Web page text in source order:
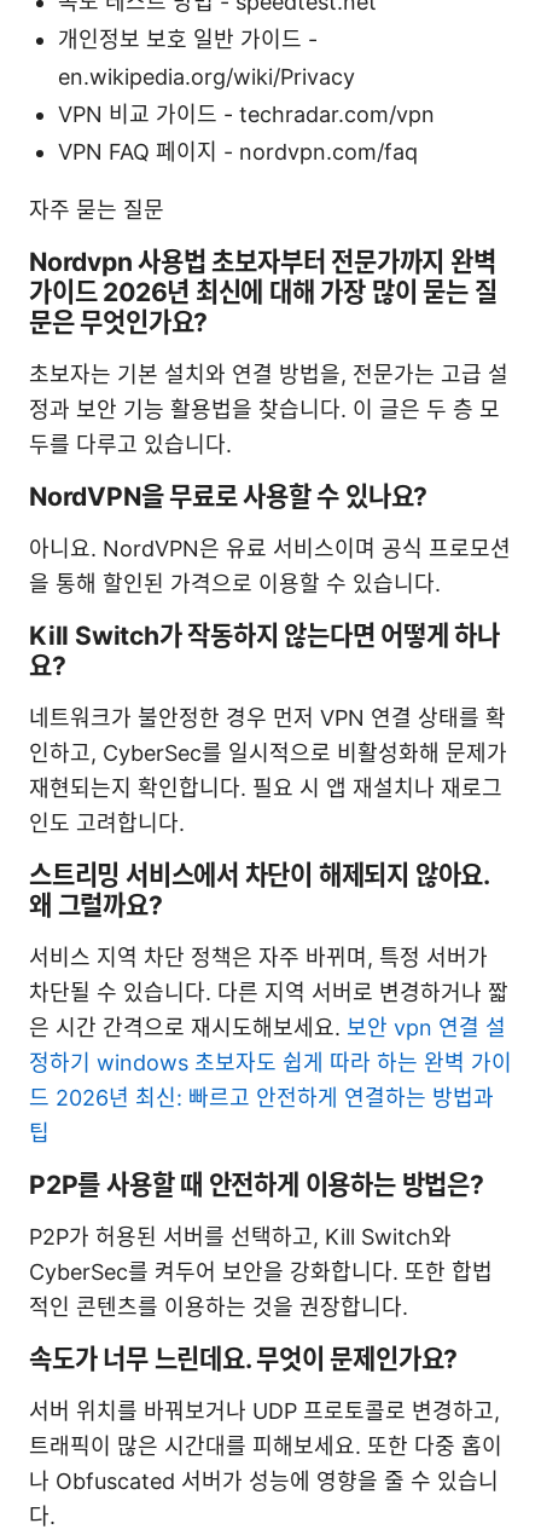
개인정보 보호 일반 가이드 -
en.wikipedia.org/wiki/Privacy
VPN 비교 가이드 - techradar.com/vpn
VPN FAQ 페이지 - nordvpn.com/faq
자주 묻는 질문
Nordvpn 사용법 초보자부터 전문가까지 완벽
가이드 2026년 최신에 대해 가장 많이 묻는 질
문은 무엇인가요?
초보자는 기본 설치와 연결 방법을, 전문가는 고급 설
정과 보안 기능 활용법을 찾습니다. 이 글은 두 층 모
두를 다루고 있습니다.
NordVPN을 무료로 사용할 수 있나요?
아니요. NordVPN은 유료 서비스이며 공식 프로모션
을 통해 할인된 가격으로 이용할 수 있습니다.
Kill Switch가 작동하지 않는다면 어떻게 하나
요?
네트워크가 불안정한 경우 먼저 VPN 연결 상태를 확
인하고, CyberSec를 일시적으로 비활성화해 문제가
재현되는지 확인합니다. 필요 시 앱 재설치나 재로그
인도 고려합니다.
스트리밍 서비스에서 차단이 해제되지 않아요.
왜 그럴까요?
서비스 지역 차단 정책은 자주 바뀌며, 특정 서버가
차단될 수 있습니다. 다른 지역 서버로 변경하거나 짧
은 시간 간격으로 재시도해보세요. 보안 vpn 연결 설
정하기 windows 초보자도 쉽게 따라 하는 완벽 가이
드 2026년 최신: 빠르고 안전하게 연결하는 방법과
팁
P2P를 사용할 때 안전하게 이용하는 방법은?
P2P가 허용된 서버를 선택하고, Kill Switch와
CyberSec를 켜두어 보안을 강화합니다. 또한 합법
적인 콘텐츠를 이용하는 것을 권장합니다.
속도가 너무 느린데요. 무엇이 문제인가요?
서버 위치를 바꿔보거나 UDP 프로토콜로 변경하고,
트래픽이 많은 시간대를 피해보세요. 또한 다중 홉이
나 Obfuscated 서버가 성능에 영향을 줄 수 있습니
다.